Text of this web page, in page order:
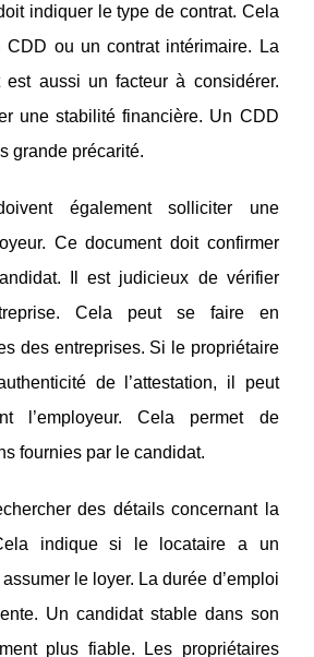
indiquer le type de contrat. Cela
ou un contrat intérimaire. La
est aussi un facteur à considérer.
une stabilité financière. Un CDD
grande précarité.
également solliciter une
Ce document doit confirmer
Il est judicieux de vérifier
Cela peut se faire en
des entreprises. Si le propriétaire
de l’attestation, il peut
l’employeur. Cela permet de
fournies par le candidat.
des détails concernant la
indique si le locataire a un
le loyer. La durée d’emploi
Un candidat stable dans son
plus fiable. Les propriétaires